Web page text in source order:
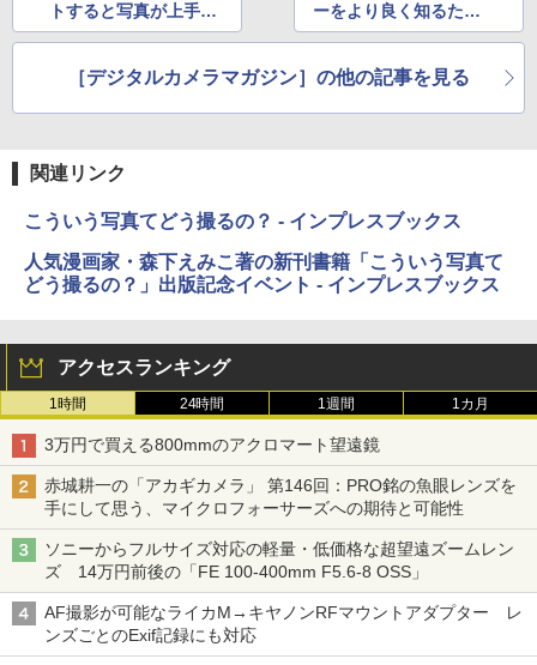
トすると写真が上手く
なる」がムック化
ーをより良く知るため
に
［デジタルカメラマガジン］の他の記事を見る
関連リンク
こういう写真てどう撮るの？ - インプレスブックス
人気漫画家・森下えみこ著の新刊書籍「こういう写真て
どう撮るの？」出版記念イベント - インプレスブックス
アクセスランキング
1時間 24時間 1週間 1カ月
3万円で買える800mmのアクロマート望遠鏡
赤城耕一の「アカギカメラ」 第146回：PRO銘の魚眼レンズを
手にして思う、マイクロフォーサーズへの期待と可能性
ソニーからフルサイズ対応の軽量・低価格な超望遠ズームレン
ズ 14万円前後の「FE 100-400mm F5.6-8 OSS」
AF撮影が可能なライカM→キヤノンRFマウントアダプター レ
ンズごとのExif記録にも対応